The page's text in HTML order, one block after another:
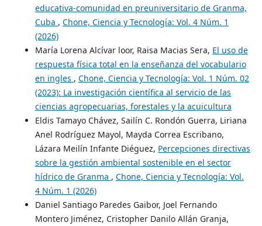
educativa-comunidad en preuniversitario de Granma,
Cuba , Chone, Ciencia y Tecnología: Vol. 4 Núm. 1
(2026)
María Lorena Alcívar loor, Raisa Macias Sera, El uso de
respuesta física total en la enseñanza del vocabulario
en ingles , Chone, Ciencia y Tecnología: Vol. 1 Núm. 02
(2023): La investigación científica al servicio de las
ciencias agropecuarias, forestales y la acuicultura
Eldis Tamayo Chávez, Sailín C. Rondón Guerra, Liriana
Anel Rodríguez Mayol, Mayda Correa Escribano,
Lázara Meilín Infante Diéguez, Percepciones directivas
sobre la gestión ambiental sostenible en el sector
hídrico de Granma , Chone, Ciencia y Tecnología: Vol.
4 Núm. 1 (2026)
Daniel Santiago Paredes Gaibor, Joel Fernando
Montero Jiménez, Cristopher Danilo Allán Granja,